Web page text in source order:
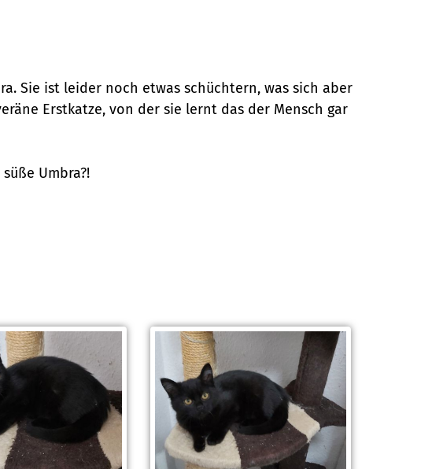
Sie ist leider noch etwas schüchtern, was sich aber
Erstkatze, von der sie lernt das der Mensch gar
Umbra?!